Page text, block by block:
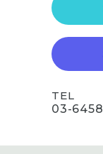
TEL
03-